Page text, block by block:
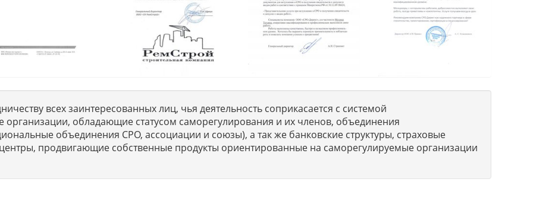
всех заинтересованных лиц, чья деятельность соприкасается с системой
организации, обладающие статусом саморегулирования и их членов, объединения
объединения СРО, ассоциации и союзы), а так же банковские структуры, страховые
продвигающие собственные продукты ориентированные на саморегулируемые организации